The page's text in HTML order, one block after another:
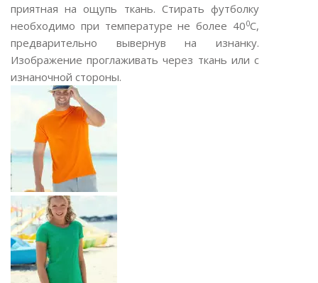
приятная на ощупь ткань. Стирать футболку
необходимо при температуре не более 400С,
предварительно вывернув на изнанку.
Изображение проглаживать через ткань или с
изнаночной стороны.